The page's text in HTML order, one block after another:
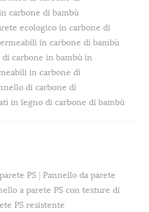
carbone di bambù
ecologico in carbone di
in carbone di bambù
carbone in bambù in
in carbone di
di carbone di
in legno di carbone di bambù
PS | Pannello da parete
a parete PS con texture di
PS resistente